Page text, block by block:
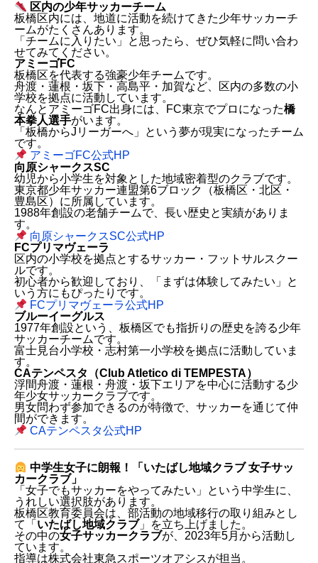
区内の少年サッカーチーム
板橋区内には、地道に活動を続けてきた少年サッカーチ
ームがたくさんあります。
「チームに入りたい」と思ったら、ぜひ気軽に問い合わ
せてみてください。
アミーゴFC
板橋区を代表する強豪少年チームです。
舟渡・蓮根・坂下・高島平・加賀など、区内の多数の小
学校を拠点に活動しています。
なんとアミーゴFC出身には、FC東京でプロになった橋
本拳人選手がいます。
「板橋からJリーガーへ」という夢が現実になったチーム
です。
アミーゴFC公式HP
向原シャークスSC
幼児から小学生を対象とした地域密着型のクラブです。
東京都少年サッカー連盟第6ブロック（板橋区・北区・
豊島区）に所属しています。
1988年創設の老舗チームで、長い歴史と実績がありま
す。
向原シャークスSC公式HP
FCプリマヴェーラ
区内の小学校を拠点とするサッカー・フットサルスクー
ルです。
初心者から歓迎しており、「まずは体験してみたい」と
いう方にもぴったりです。
FCプリマヴェーラ公式HP
ブルーイーグルス
1977年創設という、板橋区でも指折りの歴史を誇る少年
サッカーチームです。
富士見台小学校・志村第一小学校を拠点に活動していま
す。
CAテンペスタ（Club Atletico di TEMPESTA）
浮間舟渡・蓮根・舟渡・坂下エリアを中心に活動する少
年少女サッカークラブです。
男女問わず参加できるのが特徴で、サッカーを通じて仲
間ができます。
CAテンペスタ公式HP
中学生女子に朗報！「いたばし地域クラブ 女子サッ
カークラブ」
「女子でもサッカーをやってみたい」という中学生に、
うれしい選択肢があります。
板橋区教育委員会は、部活動の地域移行の取り組みとし
て「 いたばし地域クラブ」を立ち上げました。
その中の女子サッカークラブが、2023年5月から活動し
ています。
指導は株式会社東急スポーツオアシスが担当。
区内で使えるサッカー施設
荒川戸田橋サッカー場（舟渡）
高島平多目的運動場（高島平）
浮間舟渡フットサルパーク（舟渡）
区内の少年サッカーチーム
アミーゴFC
向原シャークスSC